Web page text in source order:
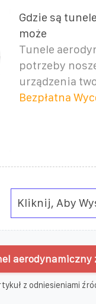
Gdzie są
może
Tunele
potrzeby
urządzenia
Bezpłatna
Kliknij, Aby
aerodynamiczny
z odniesieniami